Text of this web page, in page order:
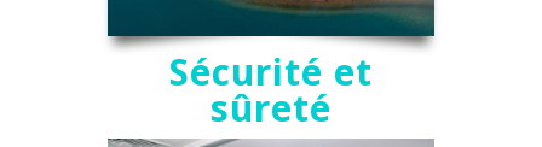
Sécurité et
sûreté